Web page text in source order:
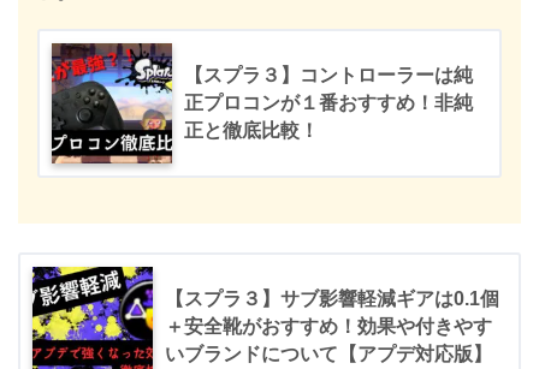
【スプラ３】コントローラーは純
正プロコンが１番おすすめ！非純
正と徹底比較！
【スプラ３】サブ影響軽減ギアは0.1個
＋安全靴がおすすめ！効果や付きやす
いブランドについて【アプデ対応版】